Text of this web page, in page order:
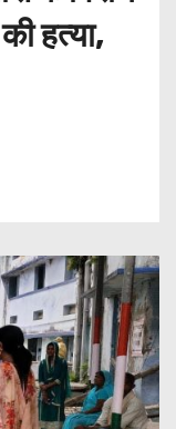
हत्या,